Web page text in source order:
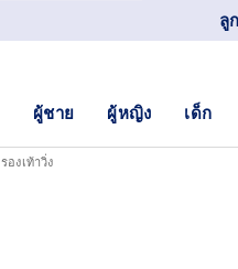
ลู
ผู้ชาย ผู้หญิง เด็ก
รองเท้าวิ่ง